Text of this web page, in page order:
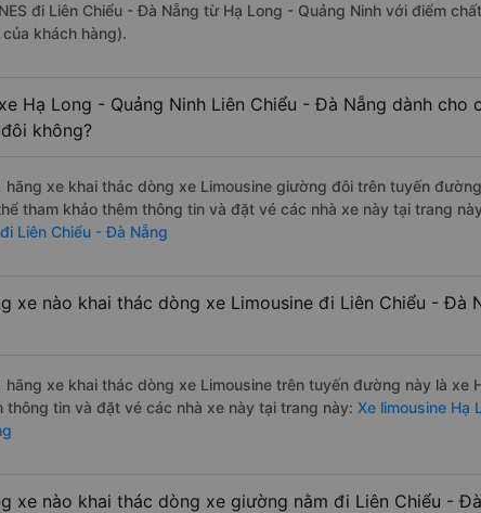
đi Liên Chiểu - Đà Nẵng từ Hạ Long - Quảng Ninh với điểm
khách hàng).
Hạ Long - Quảng Ninh Liên Chiểu - Đà Nẵng dành cho
không?
hãng xe khai thác dòng xe Limousine giường đôi trên tuyến
tham khảo thêm thông tin và đặt vé các nhà xe này tại trang
Liên Chiểu - Đà Nẵng
xe nào khai thác dòng xe Limousine đi Liên Chiểu - Đà
hãng xe khai thác dòng xe Limousine trên tuyến đường này là xe
thông tin và đặt vé các nhà xe này tại trang này: Xe limousine Hạ
xe nào khai thác dòng xe giường nằm đi Liên Chiểu -